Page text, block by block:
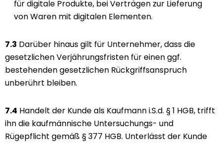
für digitale Produkte, bei Verträgen zur Lieferung
von Waren mit digitalen Elementen.
7.3 Darüber hinaus gilt für Unternehmer, dass die
gesetzlichen Verjährungsfristen für einen ggf.
bestehenden gesetzlichen Rückgriffsanspruch
unberührt bleiben.
7.4 Handelt der Kunde als Kaufmann i.S.d. § 1 HGB, trifft
ihn die kaufmännische Untersuchungs- und
Rügepflicht gemäß § 377 HGB. Unterlässt der Kunde